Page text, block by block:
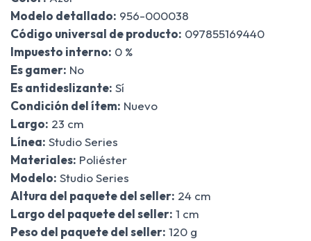
Modelo detallado: 956-000038
Código universal de producto: 097855169440
Impuesto interno: 0 %
Es gamer: No
Es antideslizante: Sí
Condición del ítem: Nuevo
Largo: 23 cm
Línea: Studio Series
Materiales: Poliéster
Modelo: Studio Series
Altura del paquete del seller: 24 cm
Largo del paquete del seller: 1 cm
Peso del paquete del seller: 120 g